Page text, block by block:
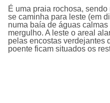
É uma praia rochosa,
se caminha para leste (em
numa baí­a de águas
mergulho. A leste o areal
pelas encostas verdejantes
poente ficam situados os